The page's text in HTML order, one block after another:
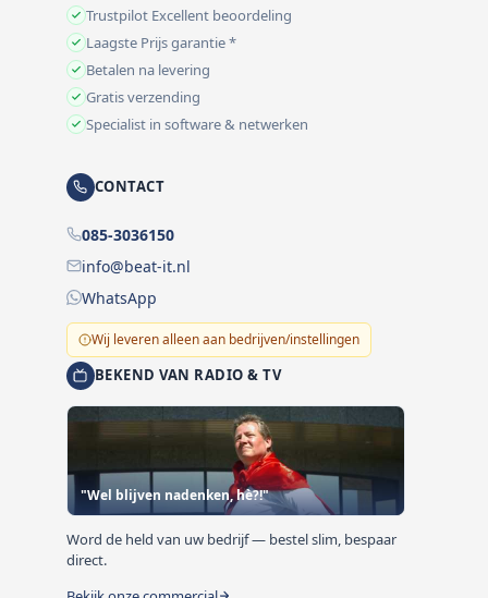
Trustpilot Excellent beoordeling
Laagste Prijs garantie *
Betalen na levering
Gratis verzending
Specialist in software & netwerken
CONTACT
085-3036150
info@beat-it.nl
WhatsApp
Wij leveren alleen aan bedrijven/instellingen
BEKEND VAN RADIO & TV
"Wel blijven nadenken, hè?!"
Word de held van uw bedrijf — bestel slim, bespaar
direct.